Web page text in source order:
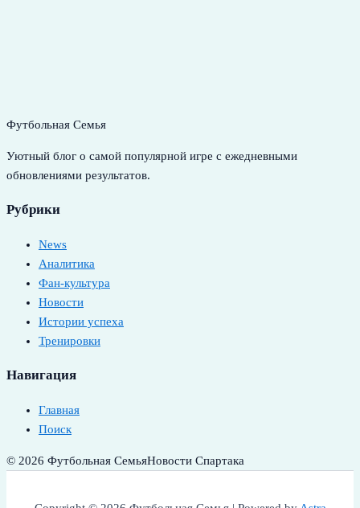
Футбольная Семья
Уютный блог о самой популярной игре с ежедневными
обновлениями результатов.
Рубрики
News
Аналитика
Фан-культура
Новости
Истории успеха
Тренировки
Навигация
Главная
Поиск
© 2026 Футбольная СемьяНовости Спартака